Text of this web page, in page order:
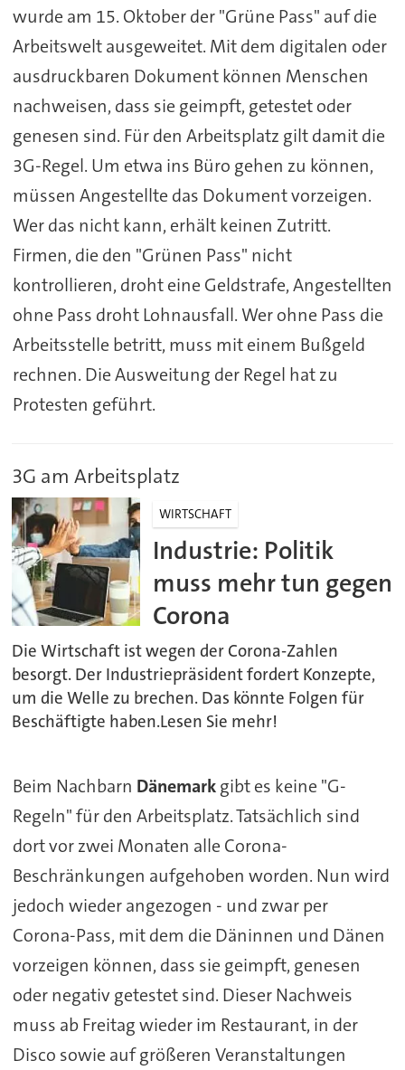
wurde am 15. Oktober der "Grüne Pass" auf die
Arbeitswelt ausgeweitet. Mit dem digitalen oder
ausdruckbaren Dokument können Menschen
nachweisen, dass sie geimpft, getestet oder
genesen sind. Für den Arbeitsplatz gilt damit die
3G-Regel. Um etwa ins Büro gehen zu können,
müssen Angestellte das Dokument vorzeigen.
Wer das nicht kann, erhält keinen Zutritt.
Firmen, die den "Grünen Pass" nicht
kontrollieren, droht eine Geldstrafe, Angestellten
ohne Pass droht Lohnausfall. Wer ohne Pass die
Arbeitsstelle betritt, muss mit einem Bußgeld
rechnen. Die Ausweitung der Regel hat zu
Protesten geführt.
3G am Arbeitsplatz
WIRTSCHAFT
Industrie: Politik
muss mehr tun gegen
Corona
Die Wirtschaft ist wegen der Corona-Zahlen
besorgt. Der Industriepräsident fordert Konzepte,
um die Welle zu brechen. Das könnte Folgen für
Beschäftigte haben.Lesen Sie mehr!
Beim Nachbarn Dänemarkgibt es keine "G-
Regeln" für den Arbeitsplatz. Tatsächlich sind
dort vor zwei Monaten alle Corona-
Beschränkungen aufgehoben worden. Nun wird
jedoch wieder angezogen - und zwar per
Corona-Pass, mit dem die Däninnen und Dänen
vorzeigen können, dass sie geimpft, genesen
oder negativ getestet sind. Dieser Nachweis
muss ab Freitag wieder im Restaurant, in der
Disco sowie auf größeren Veranstaltungen